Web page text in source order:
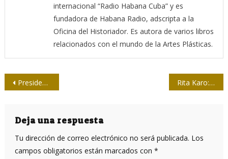
internacional “Radio Habana Cuba” y es
fundadora de Habana Radio, adscripta a la
Oficina del Historiador. Es autora de varios libros
relacionados con el mundo de la Artes Plásticas.
Navegación
entradas
Presidente de Cuba expresa pesar por fallecimiento de caricaturista Rita Karo: Cuando el periodismo se hace en el lugar de los hechos
Deja una respuesta
Tu dirección de correo electrónico no será publicada. Los
campos obligatorios están marcados con *